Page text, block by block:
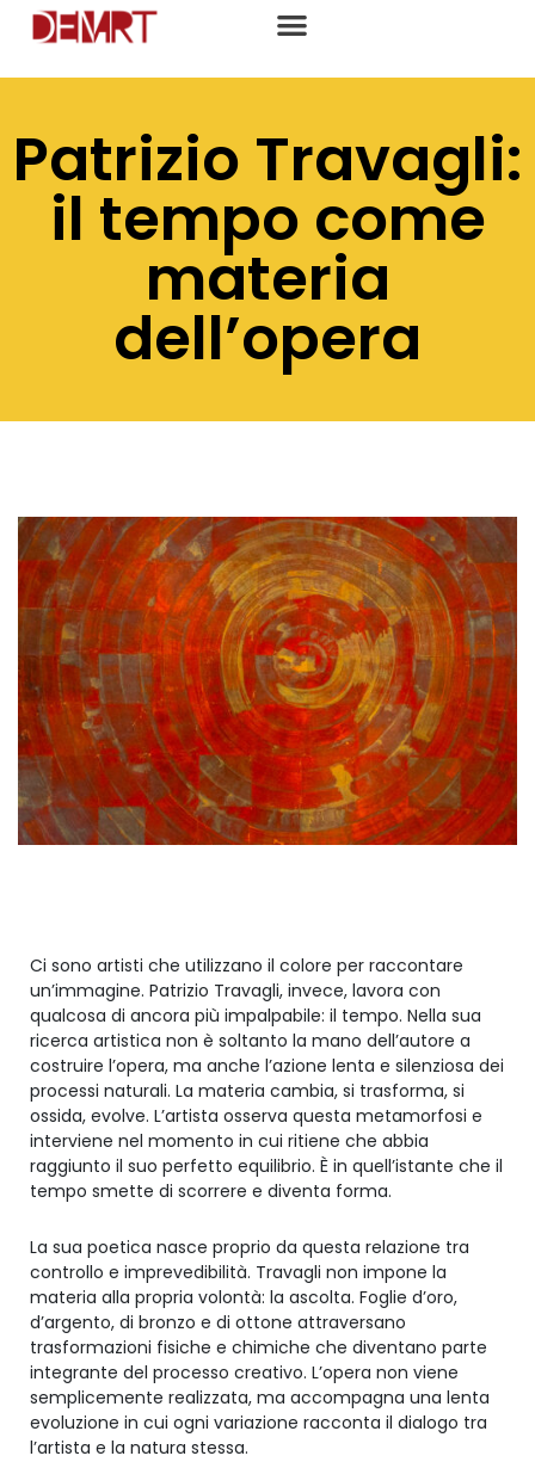
Patrizio Travagli:
il tempo come
materia
dell’opera
Ci sono artisti che utilizzano il colore per raccontare
un’immagine. Patrizio Travagli, invece, lavora con
qualcosa di ancora più impalpabile: il tempo. Nella sua
ricerca artistica non è soltanto la mano dell’autore a
costruire l’opera, ma anche l’azione lenta e silenziosa dei
processi naturali. La materia cambia, si trasforma, si
ossida, evolve. L’artista osserva questa metamorfosi e
interviene nel momento in cui ritiene che abbia
raggiunto il suo perfetto equilibrio. È in quell’istante che il
tempo smette di scorrere e diventa forma.
La sua poetica nasce proprio da questa relazione tra
controllo e imprevedibilità. Travagli non impone la
materia alla propria volontà: la ascolta. Foglie d’oro,
d’argento, di bronzo e di ottone attraversano
trasformazioni fisiche e chimiche che diventano parte
integrante del processo creativo. L’opera non viene
semplicemente realizzata, ma accompagna una lenta
evoluzione in cui ogni variazione racconta il dialogo tra
l’artista e la natura stessa.